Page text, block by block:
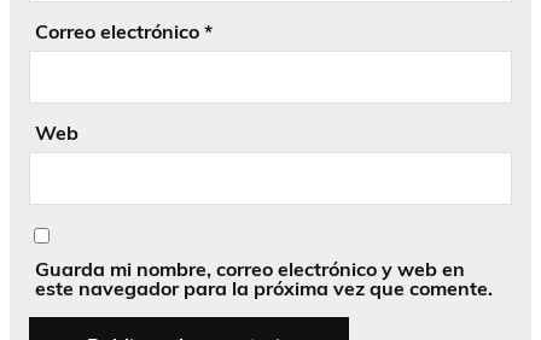
Correo electrónico *
Web
Guarda mi nombre, correo electrónico y web en
este navegador para la próxima vez que comente.